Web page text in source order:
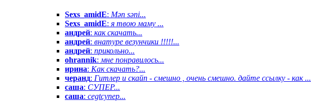
Sexs_amidE: Mən səni...
Sexs_amidE: я твою маму ...
андрей: как скачать...
андрей: внатуре везунчики !!!!!...
андрей: прикольно...
ohrannik: мне понравилось...
ирина: Как скачать?...
черанд: Гитлер и скайп - смешно , очень смешно. дайте ссылку - как ...
саша: СУПЕР...
саша: cegtсупер...